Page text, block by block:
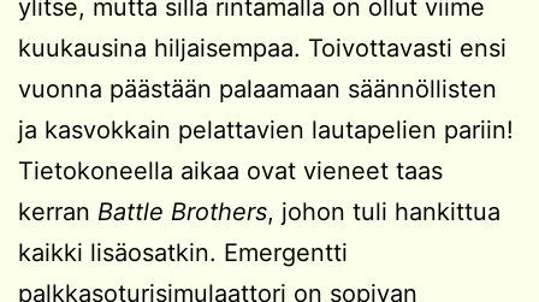
ylitse, mutta sillä rintamalla on ollut viime
kuukausina hiljaisempaa. Toivottavasti ensi
vuonna päästään palaamaan säännöllisten
ja kasvokkain pelattavien lautapelien pariin!
Tietokoneella aikaa ovat vieneet taas
kerran Battle Brothers, johon tuli hankittua
kaikki lisäosatkin. Emergentti
palkkasoturisimulaattori on sopivan